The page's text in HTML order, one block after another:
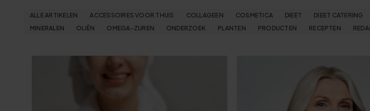
ALLE ARTIKELEN ACCESSOIRES VOOR THUIS COLLAGEEN COSMETICA DIEET DIEET CATERING
MINERALEN
OLIËN OMEGA-ZUREN ONDERZOEK PLANTEN PRODUCTEN RECEPTEN